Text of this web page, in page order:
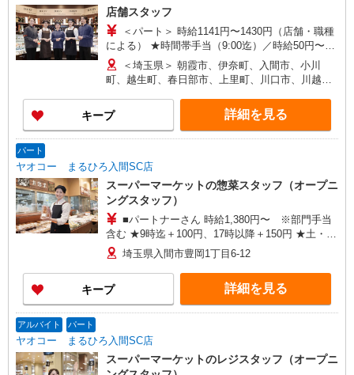
店舗スタッフ
＜パート＞ 時給1141円〜1430円（店舗・職種
による） ★時間帯手当（9:00迄）／時給50円〜
200円UP（店舗による）
（16:00以降）／時給50円〜250円UP（店舗・時間
帯による） ★土・日・祝日手当／時給100円〜250
円UP ★鮮魚・惣菜・寿司手当／時給100円
UP（店舗による） ＜アルバイト＞ 時給1063円〜
1330円（店舗による） ★時間帯手当（9:00迄・
★土・日・祝日手当／時給100円〜150円UP（店舗
による）
＜埼玉県＞ 朝霞市、伊奈町、入間市、小川
町、越生町、春日部市、上里町、川口市、川越
鴻巣市、越谷市、さいたま市、坂戸市、幸手市、
狭山市、志木市、白岡市、草加市、秩父市、鶴ヶ
島市、所沢市、戸田市、滑川町、新座市、羽生
市、ふじみ野市、本庄市、三郷市、皆野町、三芳
町、毛呂山町、八潮市、寄居町、嵐山町、蕨市 ＜
群馬県＞ 館林市、安中市、太田市、桐生市、高崎
市、富岡市、中之条町、藤岡市、前橋市 ＜栃木県
＞ 足利市、佐野市、野木町 ＜茨城県＞ 古河市、
利根町、取手市、竜ヶ崎市 ＜千葉県＞ 市川市、市
原市、印西市、浦安市、柏市、佐倉市、白井市、
市、松戸市、八千代市、四街道市 ＜東京都＞ 日野
市、調布市、昭島市、稲城市、青梅市、小平市、
立川市、八王子市、東大和市 ＜神奈川県＞ 小田原
キープ 詳細を見る
パート
ヤオコー まるひろ入間SC店
スーパーマーケットの惣菜スタッフ（オープニ
ングスタッフ）
■パートナーさん 時給1,380円〜 ※部門手当
含む ★9時迄＋100円、17時以降＋150円 ★土・
日・祝日＋100円 ★賞与年2回あり
埼玉県入間市豊岡1丁目6-12
キープ 詳細を見る
アルバイト パート
ヤオコー まるひろ入間SC店
スーパーマーケットのレジスタッフ（オープニ